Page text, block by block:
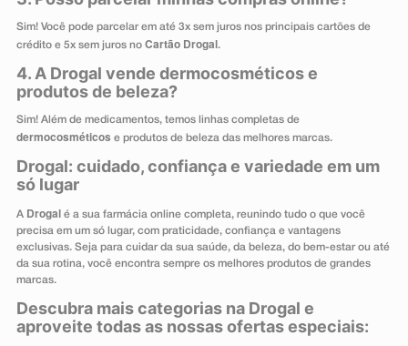
Sim! Você pode parcelar em até 3x sem juros nos principais cartões de
crédito e 5x sem juros no Cartão Drogal.
4. A Drogal vende dermocosméticos e
produtos de beleza?
Sim! Além de medicamentos, temos linhas completas de
dermocosméticos e produtos de beleza das melhores marcas.
Drogal: cuidado, confiança e variedade em um
só lugar
A Drogal é a sua farmácia online completa, reunindo tudo o que você
precisa em um só lugar, com praticidade, confiança e vantagens
exclusivas. Seja para cuidar da sua saúde, da beleza, do bem-estar ou até
da sua rotina, você encontra sempre os melhores produtos de grandes
marcas.
Descubra mais categorias na Drogal e
aproveite todas as nossas ofertas especiais: